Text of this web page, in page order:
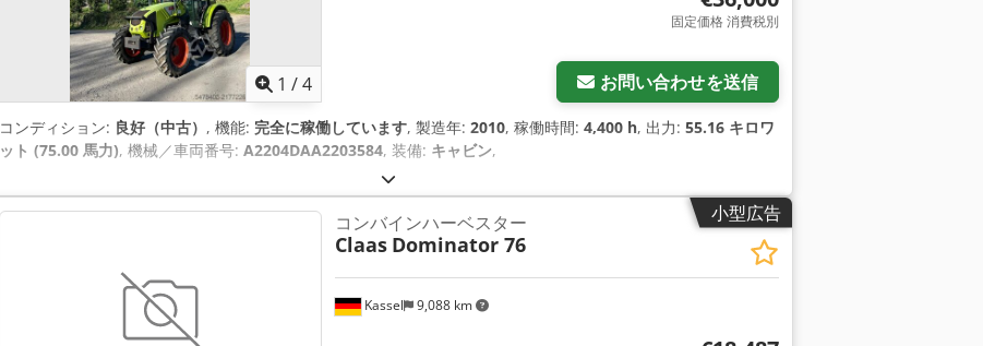
1 /4
固定価格 消費税別
お問い合わせを送信
コンディション: 良好（中古） , 機能: 完全に稼働しています, 製造年: 2010, 稼働時間: 4,400 h, 出力: 55.16 キロワ
ット (75.00 馬力), 機械／車両番号: A2204DAA2203584, 装備: キャビン,
小型広告
Kassel 9,088 km
コンバインハーベスター
Claas Dominator 76